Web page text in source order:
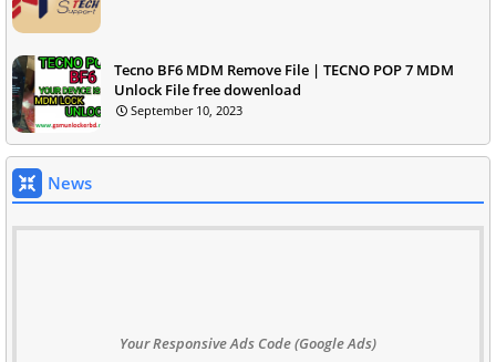
Tecno BF6 MDM Remove File | TECNO POP 7 MDM
Unlock File free dowenload
September 10, 2023
News
Your Responsive Ads Code (Google Ads)